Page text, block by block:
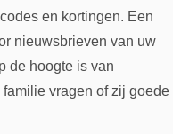
en kortingen. Een
nieuwsbrieven van uw
de hoogte is van
vragen of zij goede